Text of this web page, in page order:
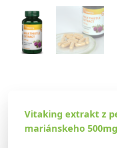
Vitaking extrakt z
mariánskeho